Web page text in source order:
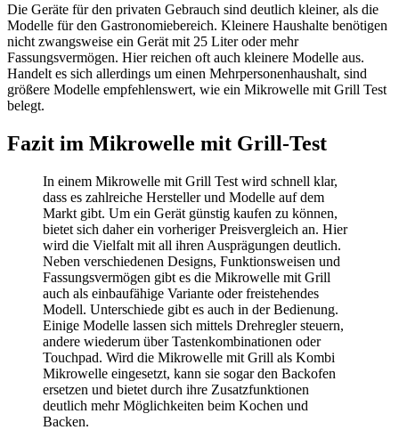
Die Geräte für den privaten Gebrauch sind deutlich kleiner, als die
Modelle für den Gastronomiebereich. Kleinere Haushalte benötigen
nicht zwangsweise ein Gerät mit 25 Liter oder mehr
Fassungsvermögen. Hier reichen oft auch kleinere Modelle aus.
Handelt es sich allerdings um einen Mehrpersonenhaushalt, sind
größere Modelle empfehlenswert, wie ein Mikrowelle mit Grill Test
belegt.
Fazit im Mikrowelle mit Grill-Test
In einem Mikrowelle mit Grill Test wird schnell klar,
dass es zahlreiche Hersteller und Modelle auf dem
Markt gibt. Um ein Gerät günstig kaufen zu können,
bietet sich daher ein vorheriger Preisvergleich an. Hier
wird die Vielfalt mit all ihren Ausprägungen deutlich.
Neben verschiedenen Designs, Funktionsweisen und
Fassungsvermögen gibt es die Mikrowelle mit Grill
auch als einbaufähige Variante oder freistehendes
Modell. Unterschiede gibt es auch in der Bedienung.
Einige Modelle lassen sich mittels Drehregler steuern,
andere wiederum über Tastenkombinationen oder
Touchpad. Wird die Mikrowelle mit Grill als Kombi
Mikrowelle eingesetzt, kann sie sogar den Backofen
ersetzen und bietet durch ihre Zusatzfunktionen
deutlich mehr Möglichkeiten beim Kochen und
Backen.